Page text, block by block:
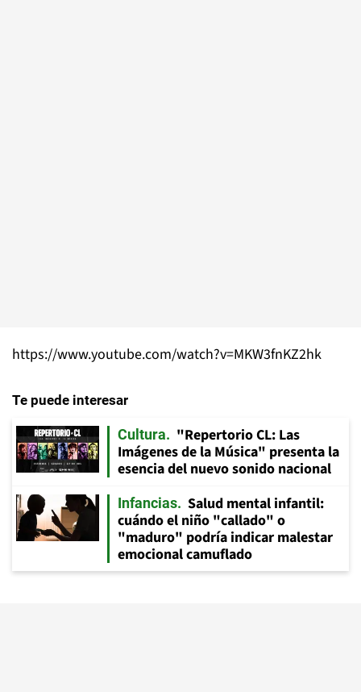
https://www.youtube.com/watch?v=MKW3fnKZ2hk
Te puede interesar
Cultura
"Repertorio CL: Las
Imágenes de la Música" presenta la
esencia del nuevo sonido nacional
Infancias
Salud mental infantil:
cuándo el niño "callado" o
"maduro" podría indicar malestar
emocional camuflado